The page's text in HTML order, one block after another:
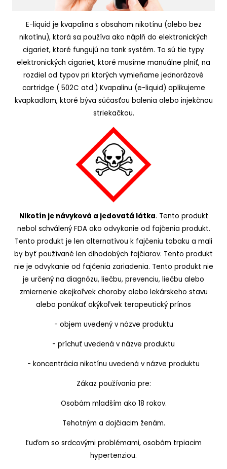
E-liquid je kvapalina s obsahom nikotínu (alebo bez
nikotínu), ktorá sa používa ako náplň do elektronických
cigariet, ktoré fungujú na tank systém. To sú tie typy
elektronických cigariet, ktoré musíme manuálne plniť, na
rozdiel od typov pri ktorých vymieňame jednorázové
cartridge ( 502C atd.) Kvapalinu (e-liquid) aplikujeme
kvapkadlom, ktoré býva súčasťou balenia alebo injekčnou
striekačkou.
Nikotín je návyková a jedovatá látka. Tento produkt
nebol schválený FDA ako odvykanie od fajčenia produkt.
Tento produkt je len alternatívou k fajčeniu tabaku a mali
by byť používané len dlhodobých fajčiarov. Tento produkt
nie je odvykanie od fajčenia zariadenia. Tento produkt nie
je určený na diagnózu, liečbu, prevenciu, liečbu alebo
zmiernenie akejkoľvek choroby alebo lekárskeho stavu
alebo ponúkať akýkoľvek terapeutický prínos
- objem uvedený v názve produktu
- príchuť uvedená v názve produktu
- koncentrácia nikotínu uvedená v názve produktu
Zákaz používania pre:
Osobám mladším ako 18 rokov.
Tehotným a dojčiacim ženám.
Ľuďom so srdcovými problémami, osobám trpiacim
hypertenziou.